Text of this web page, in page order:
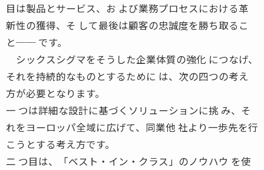
目は製品とサービス、お よび業務プロセスにおける革
新性の獲得、そ して最後は顧客の忠誠度を勝ち取るこ
と── です。
シックスシグマをそうした企業体質の強化 につなげ、
それを持続的なものとするために は、次の四つの考え
方が必要となります。
一 つは詳細な設計に基づくソリューションに挑 み、そ
れをヨーロッパ全域に広げて、同業他 社より一歩先を行
こうとする考え方です。
二 つ目は、「ベスト・イン・クラス」のノウハウ を使